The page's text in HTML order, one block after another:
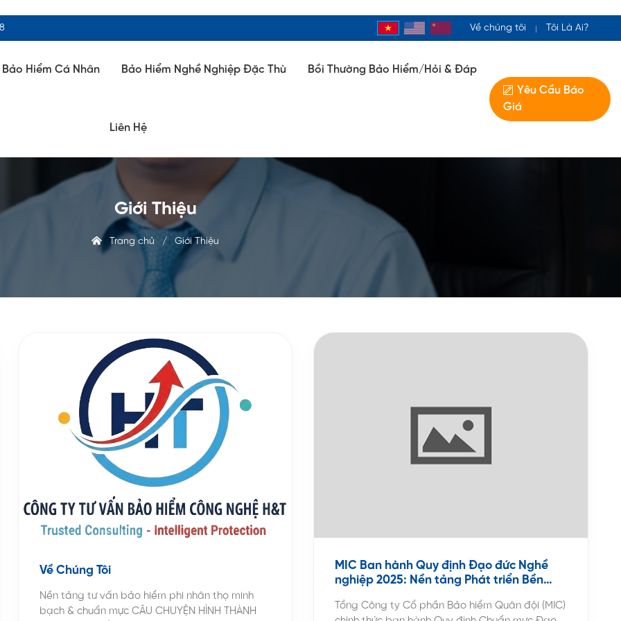
Về chúng tôi Tôi Là Ai?
Bảo Hiểm Cá Nhân Bảo Hiểm Nghề Nghiệp Đặc Thù Bồi Thường Bảo Hiểm/Hỏi & Đáp
Liên Hệ
Yêu Cầu Báo
Giá
Giới Thiệu
Trang chủ /Giới Thiệu
Về Chúng Tôi
Nền tảng tư vấn bảo hiểm phi nhân thọ minh
bạch & chuẩn mực CÂU CHUYỆN HÌNH THÀNH
MIC Ban hành Quy định Đạo đức Nghề
nghiệp 2025: Nền tảng Phát triển Bền
nhân thọ
Tổng Công ty Cổ phần Bảo hiểm Quân đội (MIC)